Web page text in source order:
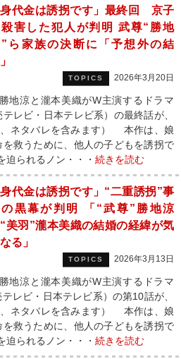
身代金は誘拐です」最終回 京子
害した犯人が判明 武尊“勝地
ら家族の決断に「予想外の結
TOPICS 2026年3月20日
地涼と瀧本美織がW主演するドラマ
レビ・日本テレビ系）の最終話が、
ネタバレを含みます） 本作は、娘
救うために、他人の子どもを誘拐で
迫られるノン・・・ 続きを読む
身代金は誘拐です」“二重誘拐”事
黒幕が判明 「“武尊”勝地涼
美羽”瀧本美織の結婚の経緯が気
る」
TOPICS 2026年3月13日
地涼と瀧本美織がW主演するドラマ
レビ・日本テレビ系）の第10話が、
ネタバレを含みます） 本作は、娘
救うために、他人の子どもを誘拐で
迫られるノン・・・ 続きを読む